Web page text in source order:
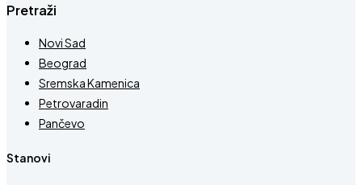
Pretraži
Novi Sad
Beograd
Sremska Kamenica
Petrovaradin
Pančevo
Stanovi